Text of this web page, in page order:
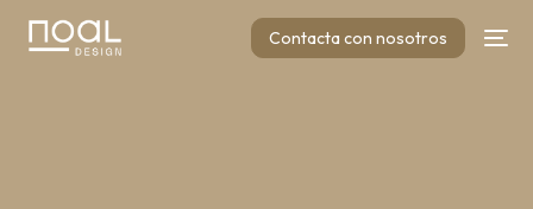
Contacta con nosotros